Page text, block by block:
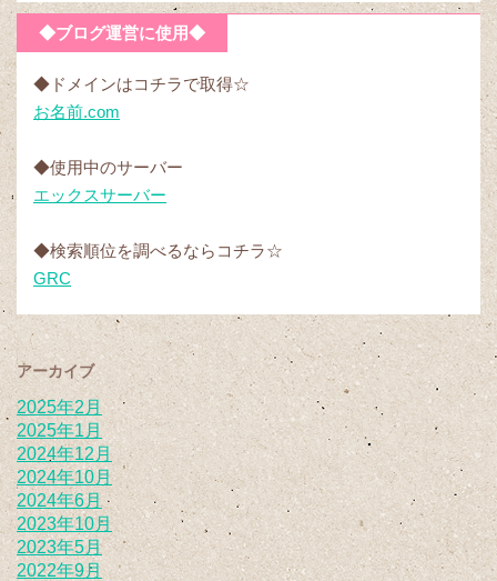
◆ブログ運営に使用◆
◆ドメインはコチラで取得☆
お名前.com
◆使用中のサーバー
エックスサーバー
◆検索順位を調べるならコチラ☆
GRC
アーカイブ
2025年2月
2025年1月
2024年12月
2024年10月
2024年6月
2023年10月
2023年5月
2022年9月